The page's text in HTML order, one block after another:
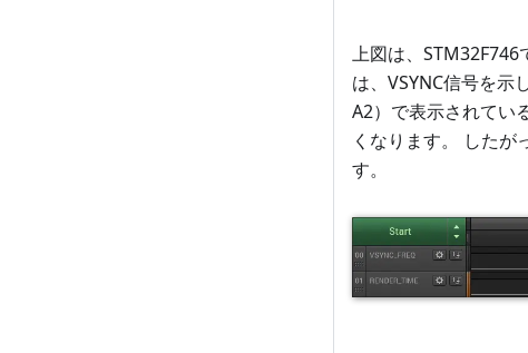
上図は、
は、VSYNC信号を示
A2）で表示されてい
くなります。 したが
す。